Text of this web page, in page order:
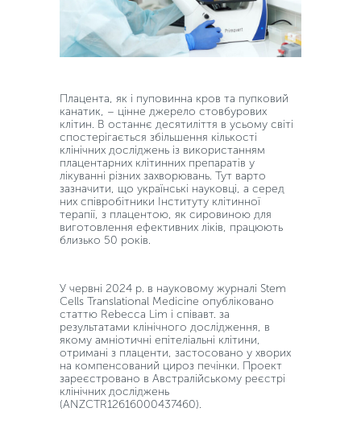
Плацента, як і пуповинна кров та пупковий
канатик, – цінне джерело стовбурових
клітин. В останнє десятиліття в усьому світі
спостерігається збільшення кількості
клінічних досліджень із використанням
плацентарних клітинних препаратів у
лікуванні різних захворювань. Тут варто
зазначити, що українські науковці, а серед
них співробітники Інституту клітинної
терапії, з плацентою, як сировиною для
виготовлення ефективних ліків, працюють
близько 50 років.
У червні 2024 р. в науковому журналі Stem
Cells Translational Medicine опубліковано
статтю Rebecca Lim і співавт. за
результатами клінічного дослідження, в
якому амніотичні епітеліальні клітини,
отримані з плаценти, застосовано у хворих
на компенсований цироз печінки. Проект
зареєстровано в Австралійському реєстрі
клінічних досліджень
(ANZCTR12616000437460).